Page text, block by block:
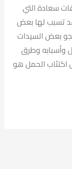
سعادة التي
تسبب لها بعض
بعض السيدات
وأسبابه وطرق
اكتئاب الحمل هو